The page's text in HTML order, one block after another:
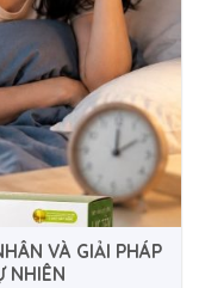
VÀ GIẢI PHÁP
NHIÊN